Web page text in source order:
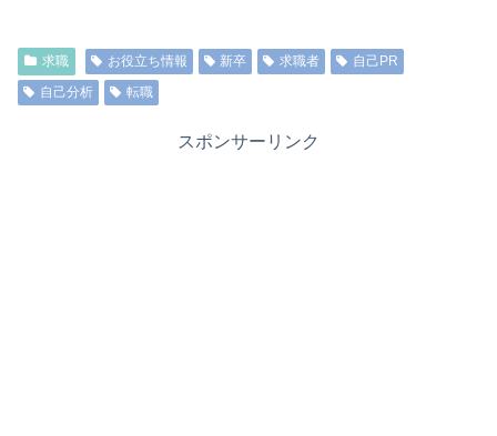
求職 お役立ち情報 新卒 求職者
自己PR
自己分析
転職
スポンサーリンク